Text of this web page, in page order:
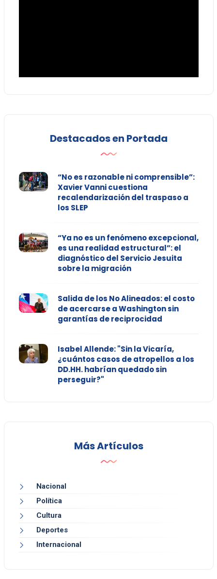
Destacados en Portada
“No es razonable ni comprensible”:
Xavier Vanni cuestiona
recalendarización del traspaso a
los SLEP
“Ya no es un fenómeno excepcional,
es una realidad estructural”: el
diagnóstico del Servicio Jesuita
sobre la migración
Salida de los No Alineados: el costo
de acercarse a Washington sin
garantías de reciprocidad
Isabel Allende: "Sin la Vicaría,
¿cuántos casos de atropellos a los
DD.HH. habrían quedado sin
perseguir?"
Más Artículos
Nacional
Política
Cultura
Deportes
Internacional